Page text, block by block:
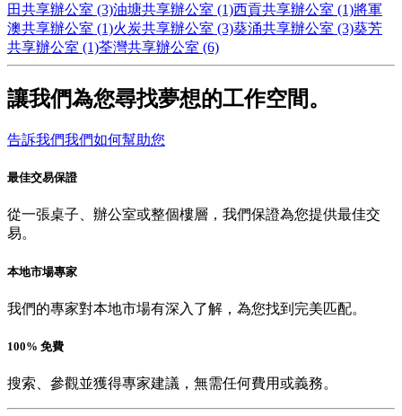
田共享辦公室 (3)油塘共享辦公室 (1)西貢共享辦公室 (1)將軍
澳共享辦公室 (1)火炭共享辦公室 (3)葵涌共享辦公室 (3)葵芳
共享辦公室 (1)荃灣共享辦公室 (6)
讓我們為您尋找夢想的工作空間。
告訴我們我們如何幫助您
最佳交易保證
從一張桌子、辦公室或整個樓層，我們保證為您提供最佳交
易。
本地市場專家
我們的專家對本地市場有深入了解，為您找到完美匹配。
100% 免費
搜索、參觀並獲得專家建議，無需任何費用或義務。